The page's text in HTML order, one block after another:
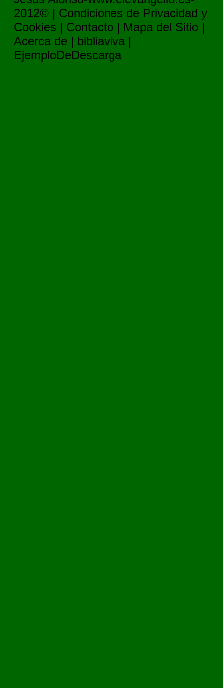
2012© | Condiciones de Privacidad y
Cookies | Contacto | Mapa del Sitio |
Acerca de | bibliaviva |
EjemploDeDescarga